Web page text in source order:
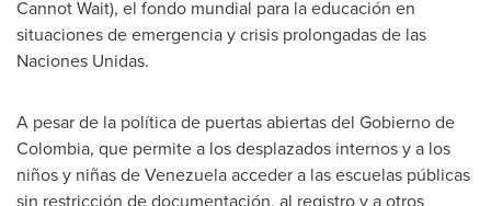
Cannot Wait), el fondo mundial para la educación en
situaciones de emergencia y crisis prolongadas de las
Naciones Unidas.
A pesar de la política de puertas abiertas del Gobierno de
Colombia, que permite a los desplazados internos y a los
niños y niñas deVenezuelaacceder a las escuelas públicas
sin restricción de documentación, al registro y a otros